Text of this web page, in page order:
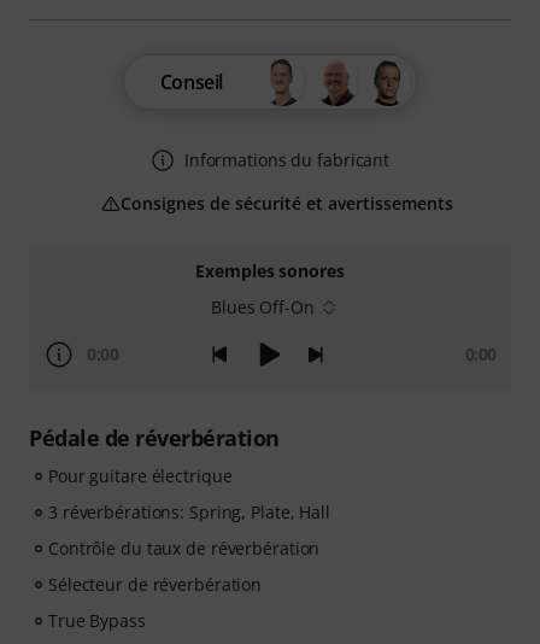
Exemples sonores
Blues Off-On
0:00 0:00
Pédale de réverbération
Pour guitare électrique
3 réverbérations: Spring, Plate, Hall
Contrôle du taux de réverbération
Sélecteur de réverbération
True Bypass
Conseil
Informations du fabricant
Consignes de sécurité et avertissements